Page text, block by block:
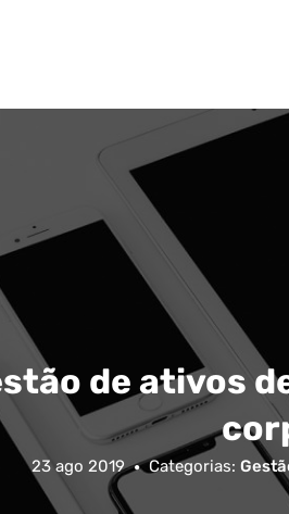
de ativos
23 ago 2019 Categorias: